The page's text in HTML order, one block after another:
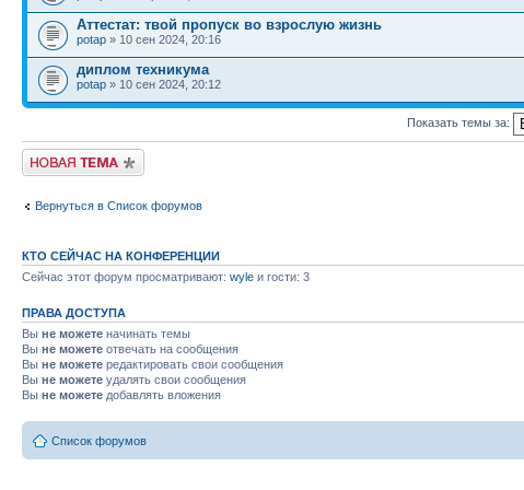
Аттестат: твой пропуск во взрослую жизнь
potap » 10 сен 2024, 20:16
диплом техникума
potap » 10 сен 2024, 20:12
Показать темы за:
Новая тема
Вернуться в Список форумов
КТО СЕЙЧАС НА КОНФЕРЕНЦИИ
Сейчас этот форум просматривают: wyle и гости: 3
ПРАВА ДОСТУПА
Вы не можете начинать темы
Вы не можете отвечать на сообщения
Вы не можете редактировать свои сообщения
Вы не можете удалять свои сообщения
Вы не можете добавлять вложения
Список форумов